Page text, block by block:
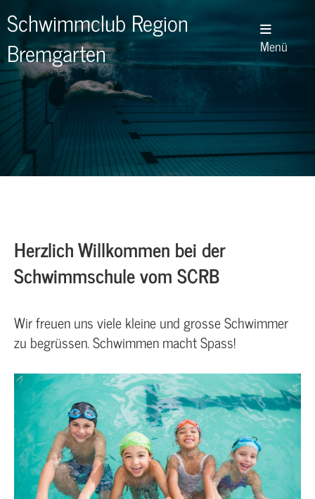
Schwimmclub Region
Bremgarten
Menü
Herzlich Willkommen bei der
Schwimmschule vom SCRB
Wir freuen uns viele kleine und grosse Schwimmer
zu begrüssen. Schwimmen macht Spass!